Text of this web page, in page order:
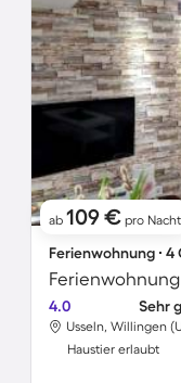
ab 109 € pro Nacht
Ferienwohnung ∙ 4
4.0 Sehr
Usseln, Willingen
Haustier erlaubt